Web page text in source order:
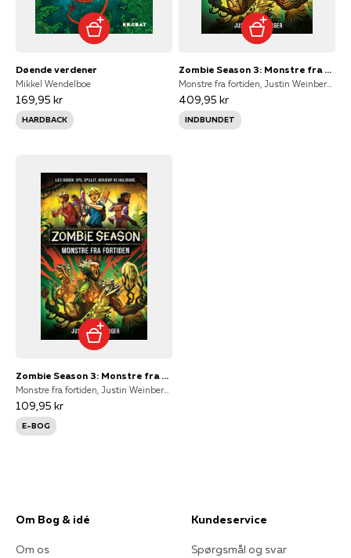
Døende verdener
Mikkel Wendelboe
169,95 kr
HARDBACK
Zombie Season 3: Monstre fra fortiden
409,95 kr
INDBUNDET
Zombie Season 3: Monstre fra fortiden
109,95 kr
E-BOG
Om Bog & idé
Om os
Kundeservice
Spørgsmål og svar